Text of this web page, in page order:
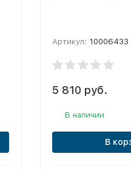
Артикул: 10006433
5 810 руб.
В наличии
В